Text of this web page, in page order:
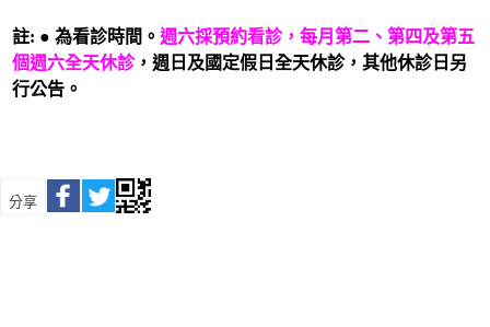
註: ● 為看診時間。 週六採預約看診，每月第二、第四及第五
個週六全天休診，週日及國定假日全天休診，其他休診日另
行公告。
分享